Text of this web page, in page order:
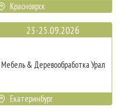
Красноярск
23-25.09.2026
Мебель & Деревообработка Урал
Екатеринбург